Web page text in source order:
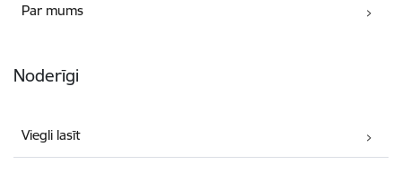
Par mums
Noderīgi
Viegli lasīt